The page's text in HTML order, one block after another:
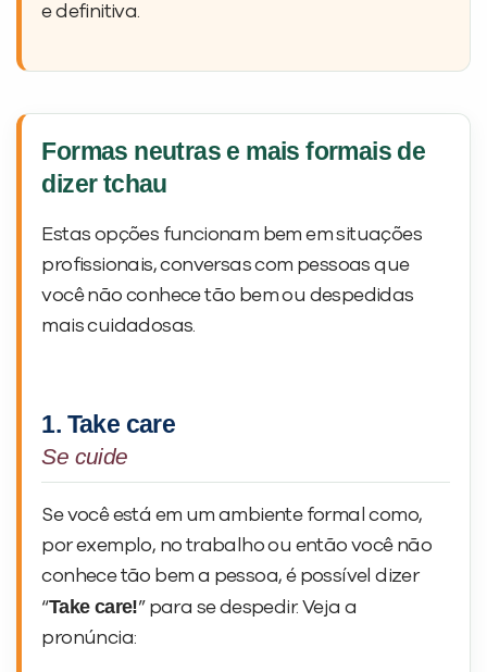
e definitiva.
Formas neutras e mais formais de
dizer tchau
Estas opções funcionam bem em situações
profissionais, conversas com pessoas que
você não conhece tão bem ou despedidas
mais cuidadosas.
1. Take care
Se cuide
Se você está em um ambiente formal como,
por exemplo, no trabalho ou então você não
conhece tão bem a pessoa, é possível dizer
“Take care!” para se despedir. Veja a
pronúncia: